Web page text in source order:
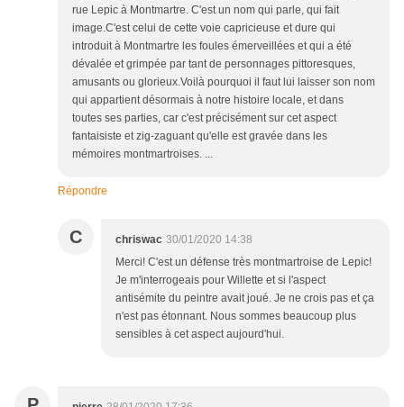
rue Lepic à Montmartre. C'est un nom qui parle, qui fait
image.C'est celui de cette voie capricieuse et dure qui
introduit à Montmartre les foules émerveillées et qui a été
dévalée et grimpée par tant de personnages pittoresques,
amusants ou glorieux.Voilà pourquoi il faut lui laisser son nom
qui appartient désormais à notre histoire locale, et dans
toutes ses parties, car c'est précisément sur cet aspect
fantaisiste et zig-zaguant qu'elle est gravée dans les
mémoires montmartroises. ...
Répondre
C chriswac 30/01/2020 14:38
Merci! C'est un défense très montmartroise de Lepic!
Je m'interrogeais pour Willette et si l'aspect
antisémite du peintre avait joué. Je ne crois pas et ça
n'est pas étonnant. Nous sommes beaucoup plus
sensibles à cet aspect aujourd'hui.